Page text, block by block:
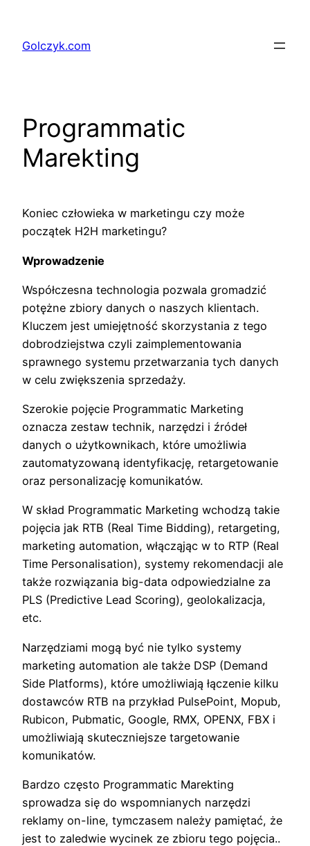
treściGolczyk.com
Programmatic
Marekting
Koniec człowieka w marketingu czy może
początek H2H marketingu?
Wprowadzenie
Współczesna technologia pozwala gromadzić
potężne zbiory danych o naszych klientach.
Kluczem jest umiejętność skorzystania z tego
dobrodziejstwa czyli zaimplementowania
sprawnego systemu przetwarzania tych danych
w celu zwiększenia sprzedaży.
Szerokie pojęcie Programmatic Marketing
oznacza zestaw technik, narzędzi i źródeł
danych o użytkownikach, które umożliwia
zautomatyzowaną identyfikację, retargetowanie
oraz personalizację komunikatów.
W skład Programmatic Marketing wchodzą takie
pojęcia jak RTB (Real Time Bidding), retargeting,
marketing automation, włącząjąc w to RTP (Real
Time Personalisation), systemy rekomendacji ale
także rozwiązania big-data odpowiedzialne za
PLS (Predictive Lead Scoring), geolokalizacja,
etc.
Narzędziami mogą być nie tylko systemy
marketing automation ale także DSP (Demand
Side Platforms), które umożliwiają łączenie kilku
dostawców RTB na przykład PulsePoint, Mopub,
Rubicon, Pubmatic, Google, RMX, OPENX, FBX i
umożliwiają skuteczniejsze targetowanie
komunikatów.
Bardzo często Programmatic Marekting
sprowadza się do wspomnianych narzędzi
reklamy on-line, tymczasem należy pamiętać, że
jest to zaledwie wycinek ze zbioru tego pojęcia..